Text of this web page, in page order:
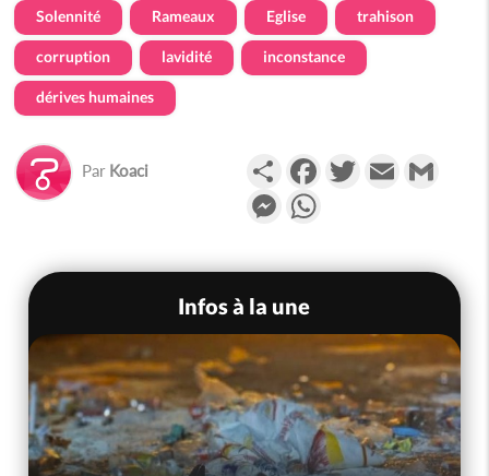
Solennité Rameaux Eglise trahison
corruption lavidité inconstance
dérives humaines
Par Koaci PartagerFacebookTwitterEmail
Messenger
Infos à la une